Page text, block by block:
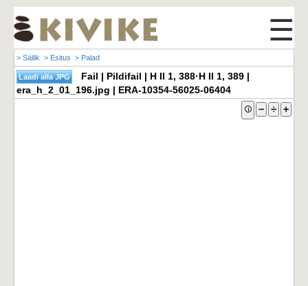
☰
> Säilik > Esitus > Palad
Fail | Pildifail | H II 1, 388·H II 1, 389 |
era_h_2_01_196.jpg | ERA-10354-56025-06404